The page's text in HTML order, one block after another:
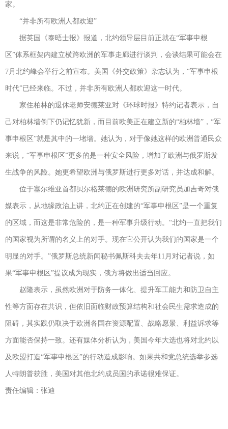
家。
“并非所有欧洲人都欢迎”
据英国《泰晤士报》报道，北约领导层目前正就在“军事申根
区”体系框架内建立横跨欧洲的军事走廊进行谈判，会谈结果可能会在
7月北约峰会举行之前宣布。美国《外交政策》杂志认为，“军事申根
时代”已经来临。不过，并非所有欧洲人都欢迎这一时代。
家住柏林的退休老师安德莱亚对《环球时报》特约记者表示，自
己对柏林墙倒下仍记忆犹新，而目前欧美正在建立新的“柏林墙”，“军
事申根区”就是其中的一堵墙。她认为，对于像她这样的欧洲普通民众
来说，“军事申根区”更多的是一种安全风险，增加了欧洲与俄罗斯发
生战争的风险。她更希望欧洲与俄罗斯进行更多对话，并达成和解。
位于塞尔维亚首都贝尔格莱德的欧洲研究所副研究员加吉奇对俄
媒表示，从地缘政治上讲，北约正在创建的“军事申根区”是一个重复
的区域，而这是非常危险的，是一种军事升级行动。“北约一直把我们
的国家视为所谓的名义上的对手。现在它公开认为我们的国家是一个
明显的对手。”俄罗斯总统新闻秘书佩斯科夫去年11月对记者说，如
果“军事申根区”提议成为现实，俄方将做出适当回应。
赵隆表示，虽然欧洲对于防务一体化、提升军工能力和防卫自主
性等方面存在共识，但依旧面临财政预算结构和社会民生需求造成的
阻碍，其实践仍取决于欧洲各国在资源配置、战略愿景、利益诉求等
方面能否保持一致。还有媒体分析认为，美国今年大选也将对北约以
及欧盟打造“军事申根区”的行动造成影响。如果共和党总统选举参选
人特朗普获胜，美国对其他北约成员国的承诺很难保证。
责任编辑：张迪